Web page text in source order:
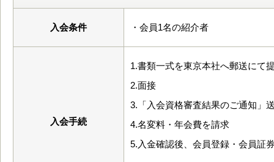
入会条件 ・会員1名の紹介者
入会手続
1.書類一式を東京本社へ郵送にて
2.面接
3.「入会資格審査結果のご通知」
4.名変料・年会費を請求
5.入金確認後、会員登録・会員証